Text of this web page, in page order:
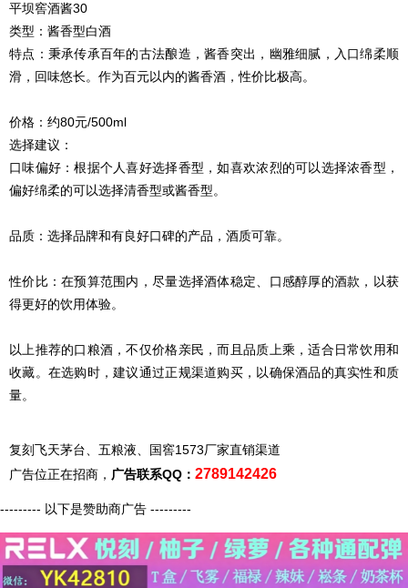
平坝窖酒酱30
类型：酱香型白酒
特点：秉承传承百年的古法酿造，酱香突出，幽雅细腻，入口绵柔顺
滑，回味悠长。作为百元以内的酱香酒，性价比极高。
价格：约80元/500ml
选择建议：
口味偏好：根据个人喜好选择香型，如喜欢浓烈的可以选择浓香型，
偏好绵柔的可以选择清香型或酱香型。
品质：选择品牌和有良好口碑的产品，酒质可靠。
性价比：在预算范围内，尽量选择酒体稳定、口感醇厚的酒款，以获
得更好的饮用体验。
以上推荐的口粮酒，不仅价格亲民，而且品质上乘，适合日常饮用和
收藏。在选购时，建议通过正规渠道购买，以确保酒品的真实性和质
量。
复刻飞天茅台、五粮液、国窖1573厂家直销渠道
广告位正在招商， 广告联系QQ： 2789142426
--------- 以下是赞助商广告 ---------